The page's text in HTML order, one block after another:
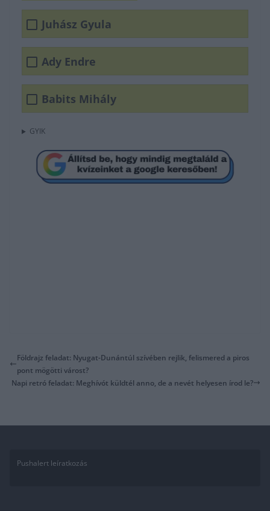
Juhász Gyula
Ady Endre
Babits Mihály
GYIK
Földrajz feladat: Nyugat-Dunántúl szívében rejlik, felismered a piros
pont mögötti várost?
Napi retró feladat: Meghívót küldtél anno, de a nevét helyesen írod le?
Pushalert leíratkozás